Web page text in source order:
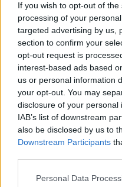
If you wish to opt-out of
processing of your
targeted advertising by us,
section to confirm your
opt-out request is
interest-based ads based
us or personal information
your opt-out. You may
disclosure of your
IAB’s list of downstream
also be disclosed by us to
Downstream Participants
Please note that this
Personal Data
a bőr öregedési